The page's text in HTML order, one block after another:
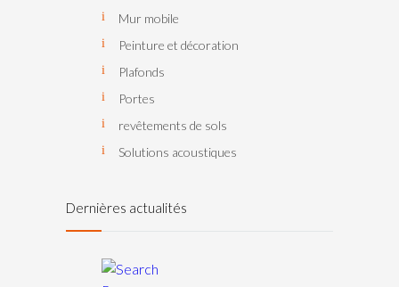
Mur mobile
Peinture et décoration
Plafonds
Portes
revêtements de sols
Solutions acoustiques
Dernières actualités